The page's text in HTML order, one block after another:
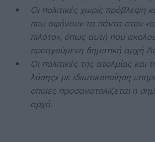
Οι πολιτικές χωρίς πρόβλεψη
που αφήνουν τα πάντα στον
πιλότο», όπως αυτή που
προηγούμενη δημοτική αρχή
Οι πολιτικές της ατολμίας και
λύσης» με ιδιωτικοποίηση
οποίες προσανατολίζεται η
αρχή.